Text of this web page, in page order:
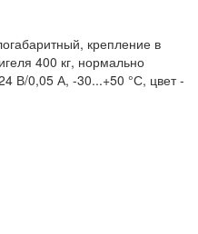
крепление в
400 кг, нормально
В/0,05 А, -30...+50 °С, цвет -